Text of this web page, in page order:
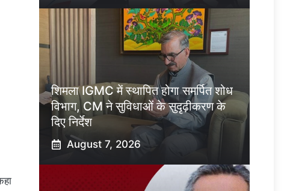
शिमला IGMC में स्थापित होगा समर्पित शोध
विभाग, CM ने सुविधाओं के सुदृढ़ीकरण के
दिए निर्देश
August 7, 2026